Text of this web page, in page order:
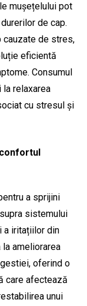
mușețelului pot
de cap.
cauzate de stres,
eficientă
Consumul
relaxarea
cu stresul și
a sprijini
sistemului
a iritațiilor din
ameliorarea
oferind o
care afectează
unui